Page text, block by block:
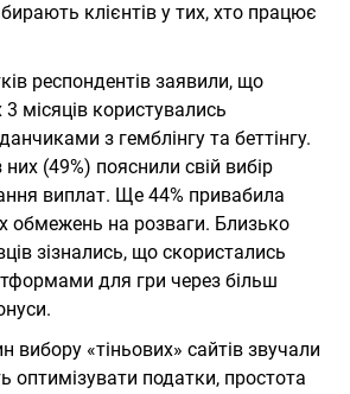
клієнтів у тих, хто працює
респондентів заявили, що
місяців користувались
з гемблінгу та беттінгу.
(49%) пояснили свій вибір
виплат. Ще 44% привабила
обмежень на розваги. Близько
зізнались, що скористались
для гри через більш
вибору «тіньових» сайтів звучали
оптимізувати податки, простота